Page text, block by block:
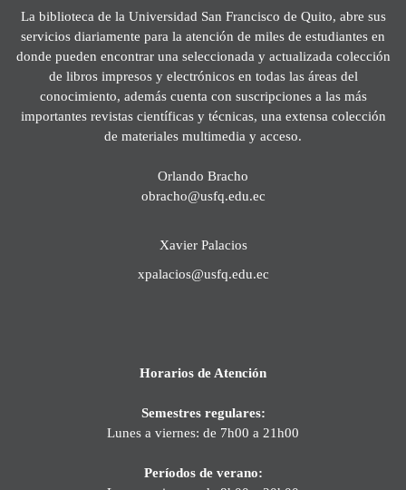
La biblioteca de la Universidad San Francisco de Quito, abre sus
servicios diariamente para la atención de miles de estudiantes en
donde pueden encontrar una seleccionada y actualizada colección
de libros impresos y electrónicos en todas las áreas del
conocimiento, además cuenta con suscripciones a las más
importantes revistas científicas y técnicas, una extensa colección
de materiales multimedia y acceso.
Orlando Bracho
obracho@usfq.edu.ec
Xavier Palacios
xpalacios@usfq.edu.ec
Horarios de Atención
Semestres regulares:
Lunes a viernes: de 7h00 a 21h00
Períodos de verano: